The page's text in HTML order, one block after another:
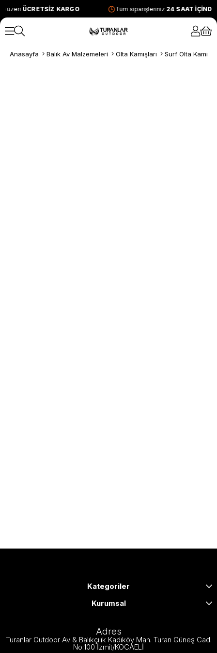
üzeriÜCRETSİZ KARGO Tüm siparişleriniz24 SAAT İÇİNDE
Anasayfa Balık Av Malzemeleri Olta Kamışları Surf Olta
Kategoriler
Kurumsal
Adres
Turanlar Outdoor Av & Balıkçılık Kadıköy Mah. Turan Güneş Cad.
No:100 İzmit/KOCAELİ